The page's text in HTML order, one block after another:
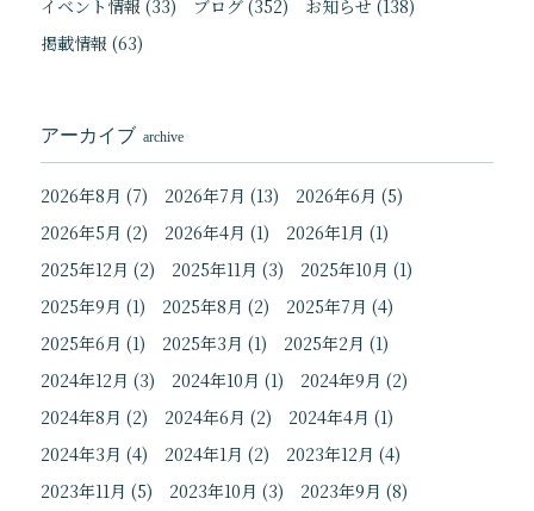
イベント情報 (33) ブログ(352) お知らせ (138)
掲載情報 (63)
アーカイブ archive
2026年8月 (7) 2026年7月 (13) 2026年6月 (5)
2026年5月 (2) 2026年4月 (1) 2026年1月 (1)
2025年12月 (2) 2025年11月 (3) 2025年10月 (1)
2025年9月 (1) 2025年8月 (2) 2025年7月 (4)
2025年6月 (1) 2025年3月 (1) 2025年2月 (1)
2024年12月 (3) 2024年10月 (1) 2024年9月 (2)
2024年8月 (2) 2024年6月 (2) 2024年4月 (1)
2024年3月 (4) 2024年1月 (2) 2023年12月 (4)
2023年11月 (5) 2023年10月 (3) 2023年9月 (8)